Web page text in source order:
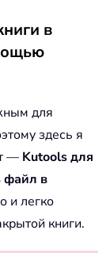
в
для
здесь я
— Kutools для
файл в
и легко
книги.